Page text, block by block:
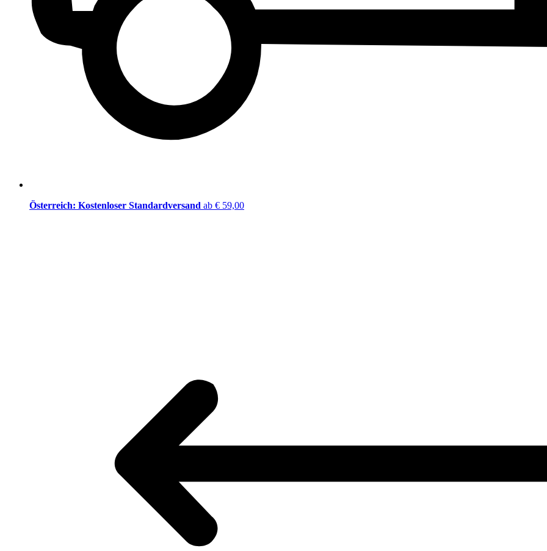
Österreich: Kostenloser Standardversand ab € 59,00